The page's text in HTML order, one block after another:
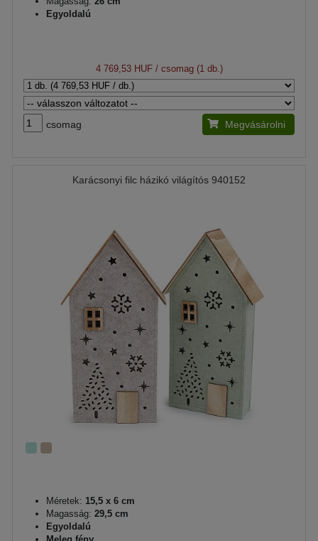
Egyoldalú
4 769,53 HUF/ csomag (1 db.)
csomag Megvásárolni
Karácsonyi filc házikó világítós 940152
Méretek: 15,5 x 6 cm
Magasság: 29,5 cm
Egyoldalú
Meleg fény